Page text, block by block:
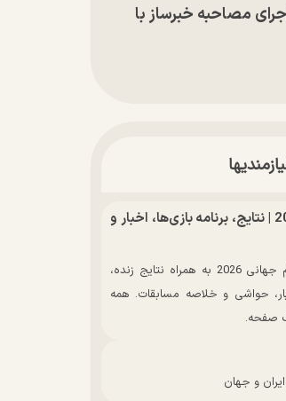
مصاحبه خبرساز با
جدول جام جهانی 2026 | نتایج، برنامه بازی‌ها، اخبار و
مشاهده جدول کامل جام جهانی 2026 به همراه نتایج زنده،
حواشی و خلاصه مسابقات. همه
صفحه.
و جهان